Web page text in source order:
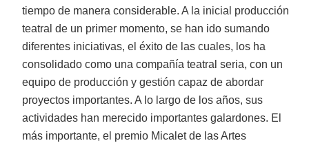
tiempo de manera considerable. A la inicial producción
teatral de un primer momento, se han ido sumando
diferentes iniciativas, el éxito de las cuales, los ha
consolidado como una compañía teatral seria, con un
equipo de producción y gestión capaz de abordar
proyectos importantes. A lo largo de los años, sus
actividades han merecido importantes galardones. El
más importante, el premio Micalet de las Artes